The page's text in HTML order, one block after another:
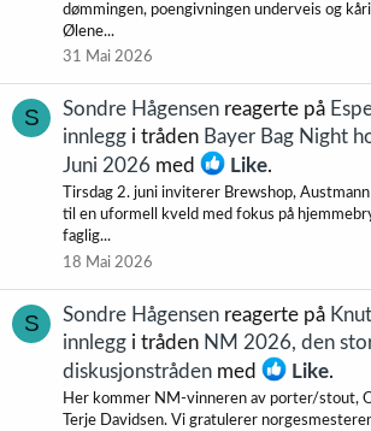
dømmingen, poengivningen underveis og
Ølene...
31 Mai 2026
S Sondre Hågensen reagerte på
innlegg i tråden Bayer Bag Night
Juni 2026 med Like.
Tirsdag 2. juni inviterer Brewshop,
til en uformell kveld med fokus på
faglig...
18 Mai 2026
S Sondre Hågensen reagerte på
innlegg i tråden NM 2026, den
diskusjonstråden med Like.
Her kommer NM-vinneren av porter/stout,
Terje Davidsen. Vi gratulerer